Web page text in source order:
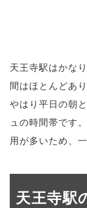
天王寺駅はかな
間はほとんどあ
やはり平日の朝
ュの時間帯です
用が多いため、
天王寺駅